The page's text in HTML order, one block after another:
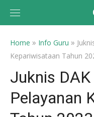
Home » Info Guru »
Kepariwisataan Tahun
Juknis
Pelayanan